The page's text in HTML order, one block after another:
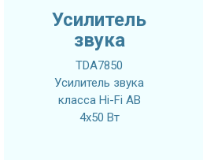
Усилитель
звука
TDA7850
Усилитель звука
класса Hi-Fi AB
4x50 Вт